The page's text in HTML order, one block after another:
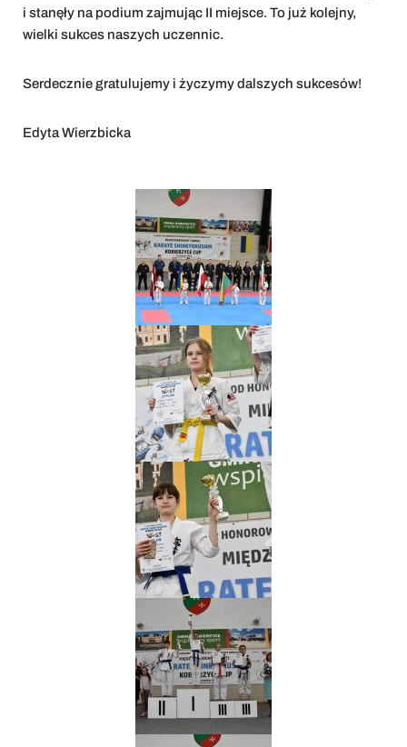
i stanęły na podium zajmując II miejsce. To już kolejny,
wielki sukces naszych uczennic.
Serdecznie gratulujemy i życzymy dalszych sukcesów!
Edyta Wierzbicka